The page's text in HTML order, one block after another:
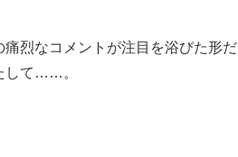
烈なコメントが注目を浴びた形だ
して……。